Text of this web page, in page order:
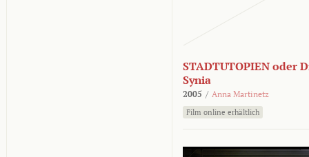
STADTUTOPIEN oder
Synia
2005 / Anna Martinetz
Film online erhältlich